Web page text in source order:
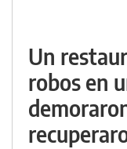
Un
robos en